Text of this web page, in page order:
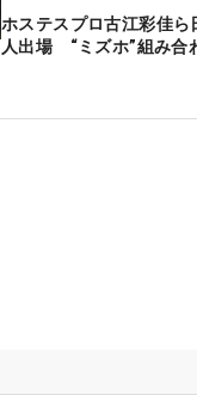
ホステスプロ古江彩佳ら
人出場 “ミズホ”組み合